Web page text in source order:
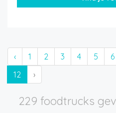
‹ 1 2 3 4 5 6
12
›
229 foodtrucks